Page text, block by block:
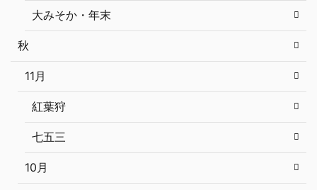
大みそか・年末
秋
11月
紅葉狩
七五三
10月